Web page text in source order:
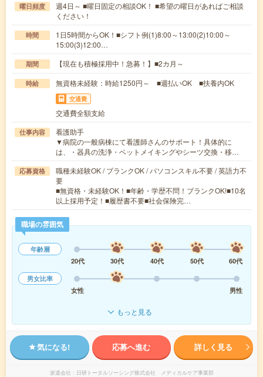
曜日頻度
週4日～ ■曜日固定の相談OK！ ■希望の曜日があればご相談
ください！
時間
1日5時間からOK！■シフト例(1)8:00～13:00(2)10:00～
15:00(3)12:00…
期間 【現在も積極採用中！急募！】■2カ月～
時給 無資格未経験：時給1250円～ ■週払いOK ■扶養内OK
交通費
交通費全額支給
仕事内容
看護助手
▼病院の一般病棟にて看護師さんのサポート！具体的に
は、・器具の洗浄・ベットメイキングやシーツ交換・移…
応募資格
職種未経験OK / ブランクOK / パソコンスキル不要 / 英語力不
要
■無資格・未経験OK！■年齢・学歴不問！ブランクOK!■10名
以上採用予定！■履歴書不要■社会保険完…
職場の雰囲気
年齢層
20代
30代 40代 50代
60代
男女比率
女性
男性
もっと見る
気になる! 応募へ進む 詳しく見る
派遣会社 日研トータルソーシング株式会社 メディカルケア事業部